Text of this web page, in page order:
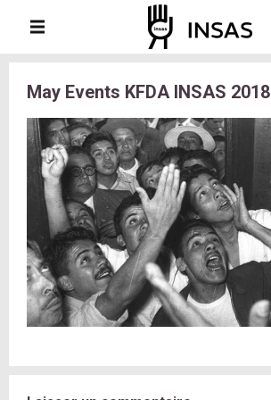
May Events KFDA INSAS 2018